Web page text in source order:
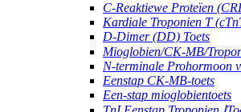
C-Reaktiewe Proteïen
Kardiale Troponien T
D-Dimer (DD) Toets
Mioglobien/CK-MB/
N-terminale Prohormoon
Eenstap CK-MB-toets
Een-stap mioglobientoets